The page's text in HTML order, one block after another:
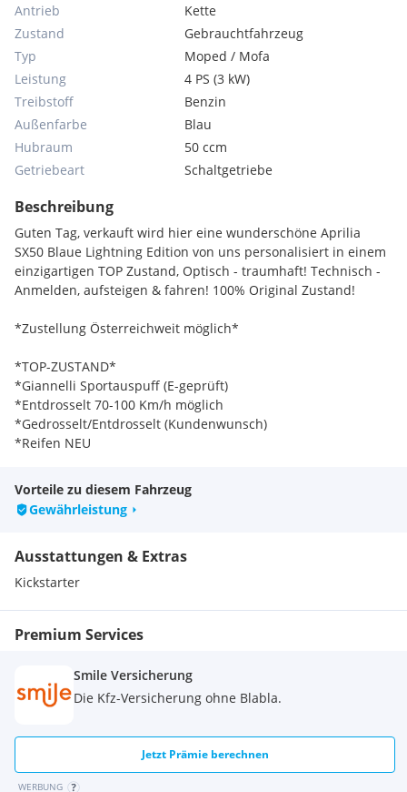
Antrieb
Kette
Zustand
Gebrauchtfahrzeug
Typ
Moped / Mofa
Leistung
4 PS (3 kW)
Treibstoff
Benzin
Außenfarbe
Blau
Hubraum
50 ccm
Getriebeart
Schaltgetriebe
Beschreibung
Guten Tag, verkauft wird hier eine wunderschöne Aprilia
SX50 Blaue Lightning Edition von uns personalisiert in einem
einzigartigen TOP Zustand, Optisch - traumhaft! Technisch -
Anmelden, aufsteigen & fahren! 100% Original Zustand!
*Zustellung Österreichweit möglich*
*TOP-ZUSTAND*
*Giannelli Sportauspuff (E-geprüft)
*Entdrosselt 70-100 Km/h möglich
*Gedrosselt/Entdrosselt (Kundenwunsch)
*Reifen NEU
*Bremsbeläge NEU
*Bremsflüssigkeit NEU
*Antriebssatz NEU*Lenker NEU
*Service NEU
*Zündkerze NEU
*Fachmännisch überprüft
*12 Monate Gewährleistung
ALLE Verschleißteile wurden Fachmännisch ausgewechselt,
alles 100% Belegbar! Pickerl ohne Mängel gültig bis 2026.04 +
*Garantiepakete* dazu zu buchen!
Wir sind ein Mopedshop-Zweirad-Einzelhandel & haben für
Vorteile zu diesem Fahrzeug
Gewährleistung
Ausstattungen & Extras
Kickstarter
Premium Services
Smile Versicherung
Die Kfz-Versicherung ohne Blabla.
Jetzt Prämie berechnen
WERBUNG